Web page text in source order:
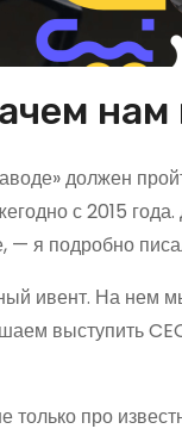
нам
должен
с 2015
я подробно
ивент. На нем
выступить
про